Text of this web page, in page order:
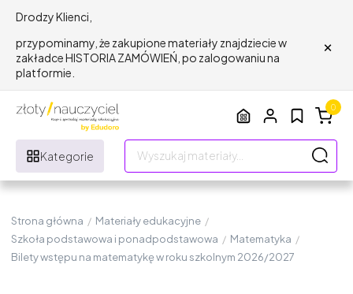
Drodzy Klienci,
przypominamy, że zakupione materiały znajdziecie w
zakładce HISTORIA ZAMÓWIEŃ, po zalogowaniu na
platformie.
×
Kategorie
0
Strona główna / Materiały edukacyjne /
Szkoła podstawowa i ponadpodstawowa / Matematyka /
Bilety wstępu na matematykę w roku szkolnym 2026/2027